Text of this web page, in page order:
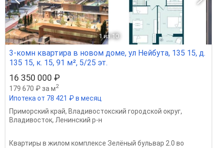
1 из 10
3-комн квартира в новом доме, ул Нейбута, 135 15, д.
135 15, к. 15, 91 м², 5/25 эт.
16 350 000 ₽
179 670 ₽ за м2
Ипотека от 78 421 ₽ в месяц
Приморский край, Владивостокский городской округ,
Владивосток, Ленинский р-н
Квартиры в жилом комплексе Зелёный бульвар 2.0 во